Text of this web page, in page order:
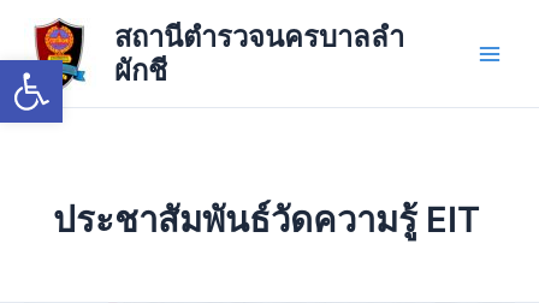
Open toolbar
content
สถานีตำรวจนครบาลลำ
ผักชี
ประชาสัมพันธ์วัดความรู้ EIT